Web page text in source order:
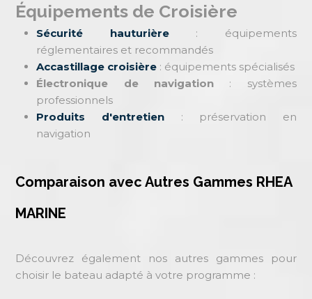
Équipements de Croisière
Sécurité hauturière: équipements
réglementaires et recommandés
Accastillage croisière : équipements spécialisés
Électronique de navigation : systèmes
professionnels
Produits d'entretien: préservation en
navigation
Comparaison avec Autres Gammes RHEA
MARINE
Découvrez également nos autres gammes pour
choisir le bateau adapté à votre programme :